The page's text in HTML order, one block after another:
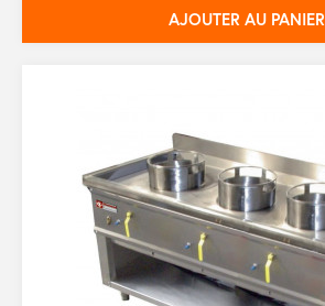
AJOUTER AU PANIER